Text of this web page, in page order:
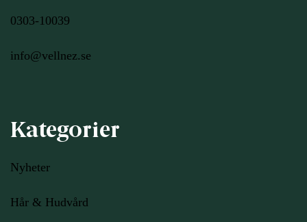
0303-10039
info@vellnez.se
Kategorier
Nyheter
Hår & Hudvård